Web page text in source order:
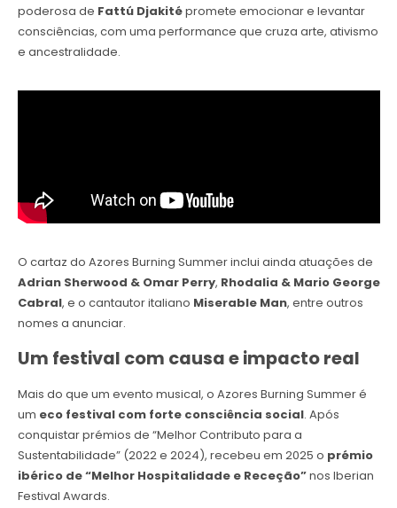
poderosa de Fattú Djakitépromete emocionar e levantar
consciências, com uma performance que cruza arte, ativismo
e ancestralidade.
O cartaz do Azores Burning Summer inclui ainda atuações de
Adrian Sherwood & Omar Perry, Rhodalia & Mario George
Cabral, e o cantautor italiano Miserable Man, entre outros
nomes a anunciar.
Um festival com causa e impacto real
Mais do que um evento musical, o Azores Burning Summer é
um eco festival com forte consciência social. Após
conquistar prémios de “Melhor Contributo para a
Sustentabilidade” (2022 e 2024), recebeu em 2025 o prémio
ibérico de “Melhor Hospitalidade e Receção”nos Iberian
Festival Awards.